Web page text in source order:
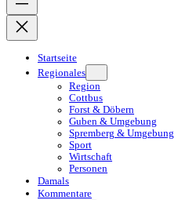
Startseite
Regionales
Region
Cottbus
Forst & Döbern
Guben & Umgebung
Spremberg & Umgebung
Sport
Wirtschaft
Personen
Damals
Kommentare